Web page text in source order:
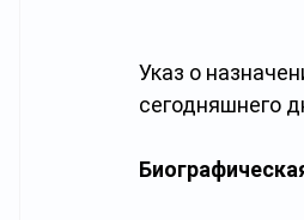
Указ о
сегодняшнего